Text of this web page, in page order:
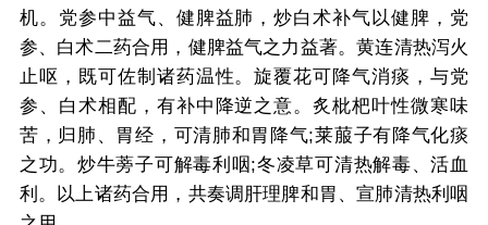
机。党参中益气、健脾益肺，炒白术补气以健脾，党
参、白术二药合用，健脾益气之力益著。黄连清热泻火
止呕，既可佐制诸药温性。旋覆花可降气消痰，与党
参、白术相配，有补中降逆之意。炙枇杷叶性微寒味
苦，归肺、胃经，可清肺和胃降气;莱菔子有降气化痰
之功。炒牛蒡子可解毒利咽;冬凌草可清热解毒、活血
利。以上诸药合用，共奏调肝理脾和胃、宣肺清热利咽